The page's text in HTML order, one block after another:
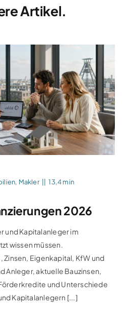
Artikel.
, Makler 13,4 min
2026
und Kapitalanleger im
wissen müssen.
Zinsen, Eigenkapital, KfW und
Anleger, aktuelle Bauzinsen,
und Unterschiede
Kapitalanlegern [...]